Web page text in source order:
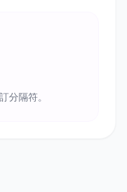
分隔符。